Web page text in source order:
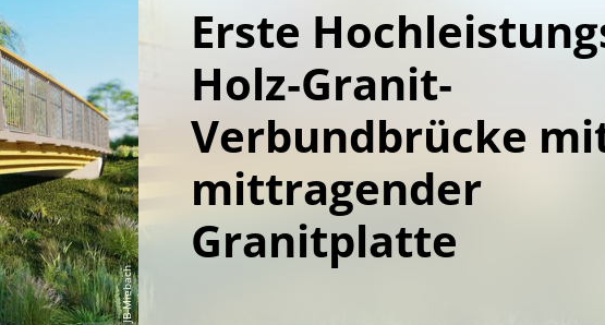
JB-Miebach
Erste
Holz‐Granit‐
Verbundbrücke
mittragender
Granitplatte